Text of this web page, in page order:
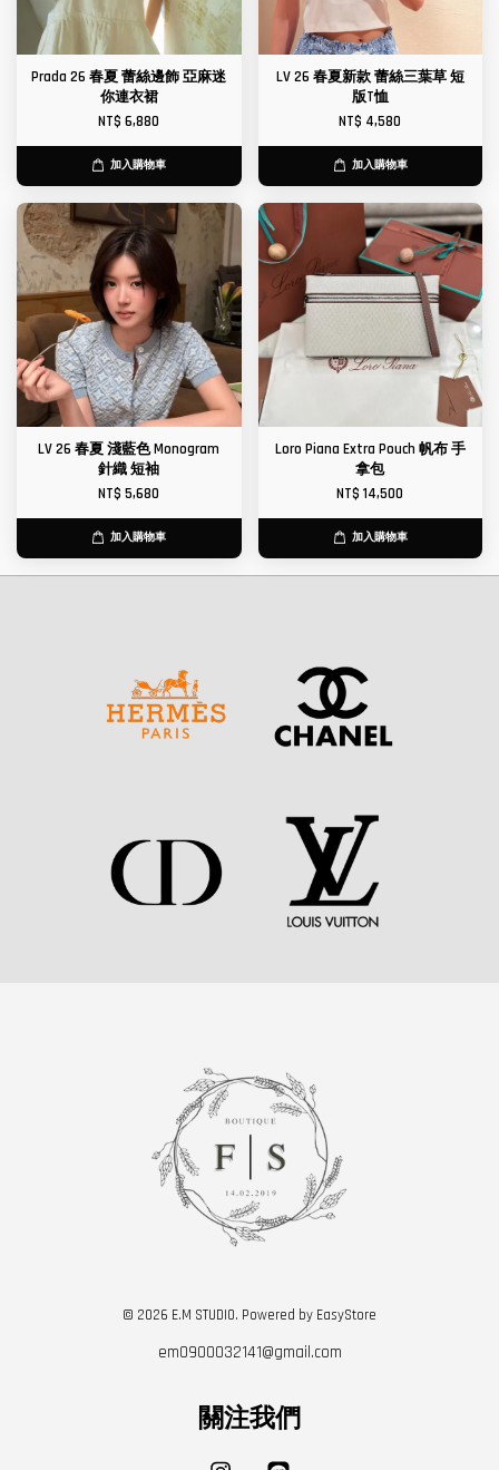
Prada 26 春夏 蕾絲邊飾 亞麻迷
你連衣裙
NT$ 6,880
加入購物車
LV 26 春夏新款 蕾絲三葉草 短
版T恤
NT$ 4,580
加入購物車
LV 26 春夏 淺藍色 Monogram
針織 短袖
NT$ 5,680
加入購物車
Loro Piana Extra Pouch 帆布 手
拿包
NT$ 14,500
加入購物車
© 2026 E.M STUDIO. Powered by EasyStore
em0900032141@gmail.com
關注我們